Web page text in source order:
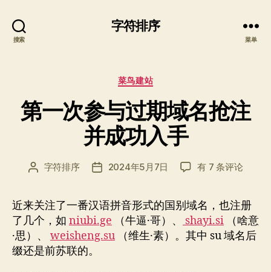
搜索
字符排序
菜单
分
菜鸟建站
第一次参与过期域名抢注
并成功入手
文
者
字符排序
发
期
2024年5月7日
第
参
与
过
有 7 条评论
近来关注了一番汉语拼音形式的国别域名，也注册
了几个，如 niubi.ge （牛逼·哥）、 shayi.si （啥意
·思）、 weisheng.su （维生·素）。其中 su 域名后
缀还是前苏联的。